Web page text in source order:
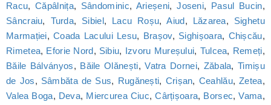
Racu,Căpâlnița, Sândominic, Arieșeni,Joseni, Pasul Bucin,
Sâncraiu, Turda, Sibiel, Lacu Roșu,Aiud, Lăzarea, Sighetu
Marmației,Coada Lacului Lesu, Brașov, Sighișoara, Chișcău,
Rimetea, Eforie Nord, Sibiu, Izvoru Mureșului, Tulcea, Remeți,
Băile Bálványos, Băile Olănești,Vatra Dornei, Zăbala,Timișu
de Jos, Sâmbăta de Sus, Rugănești, Crișan, Ceahlău,Zetea,
Valea Boga, Deva, Miercurea Ciuc,Cârțișoara, Borsec,Vama,